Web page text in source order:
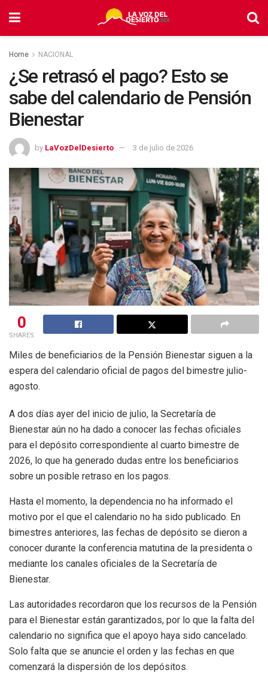
Home NACIONAL
¿Se retrasó el pago? Esto se
sabe del calendario de Pensión
Bienestar
by LaVozDelDesierto 3 de julio de 2026
0
SHARES
Miles de beneficiarios de la Pensión Bienestar siguen a la
espera del calendario oficial de pagos del bimestre julio-
agosto.
A dos días ayer del inicio de julio, la Secretaría de
Bienestar aún no ha dado a conocer las fechas oficiales
para el depósito correspondiente al cuarto bimestre de
2026, lo que ha generado dudas entre los beneficiarios
sobre un posible retraso en los pagos.
Hasta el momento, la dependencia no ha informado el
motivo por el que el calendario no ha sido publicado. En
bimestres anteriores, las fechas de depósito se dieron a
conocer durante la conferencia matutina de la presidenta o
mediante los canales oficiales de la Secretaría de
Bienestar.
Las autoridades recordaron que los recursos de la Pensión
para el Bienestar están garantizados, por lo que la falta del
calendario no significa que el apoyo haya sido cancelado.
Solo falta que se anuncie el orden y las fechas en que
comenzará la dispersión de los depósitos.